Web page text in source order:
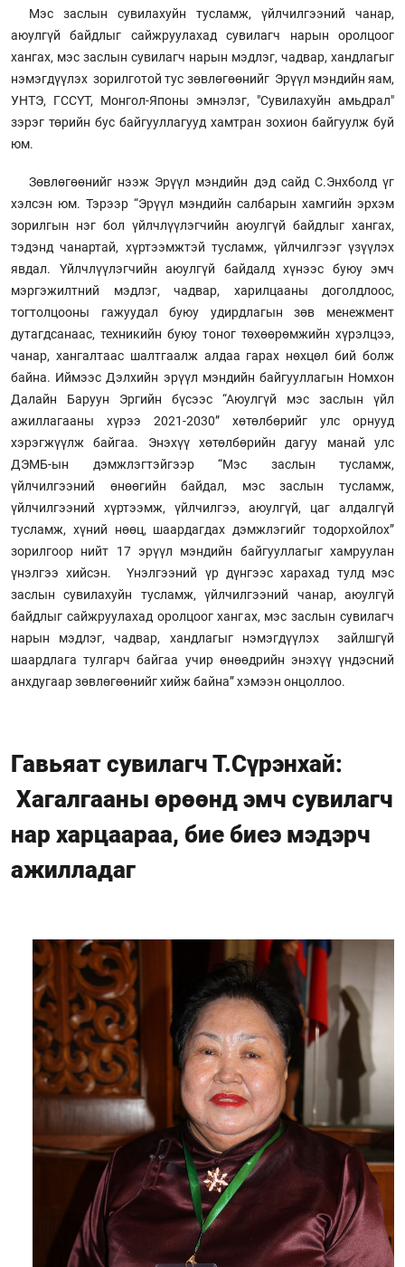
Мэс заслын сувилахуйн тусламж, үйлчилгээний чанар,
аюулгүй байдлыг сайжруулахад сувилагч нарын оролцоог
хангах, мэс заслын сувилагч нарын мэдлэг, чадвар, хандлагыг
нэмэгдүүлэх зорилготой тус зөвлөгөөнийг Эрүүл мэндийн яам,
УНТЭ, ГССҮТ, Монгол-Японы эмнэлэг, "Сувилахуйн амьдрал"
зэрэг төрийн бус байгууллагууд хамтран зохион байгуулж буй
юм.
Зөвлөгөөнийг нээж Эрүүл мэндийн дэд сайд С.Энхболд үг
хэлсэн юм. Тэрээр “Эрүүл мэндийн салбарын хамгийн эрхэм
зорилгын нэг бол үйлчлүүлэгчийн аюулгүй байдлыг хангах,
тэдэнд чанартай, хүртээмжтэй тусламж, үйлчилгээг үзүүлэх
явдал. Үйлчлүүлэгчийн аюулгүй байдалд хүнээс буюу эмч
мэргэжилтний мэдлэг, чадвар, харилцааны доголдлоос,
тогтолцооны гажуудал буюу удирдлагын зөв менежмент
дутагдсанаас, техникийн буюу тоног төхөөрөмжийн хүрэлцээ,
чанар, хангалтаас шалтгаалж алдаа гарах нөхцөл бий болж
байна. Иймээс Дэлхийн эрүүл мэндийн байгууллагын Номхон
Далайн Баруун Эргийн бүсээс “Аюулгүй мэс заслын үйл
ажиллагааны хүрээ 2021-2030” хөтөлбөрийг улс орнууд
хэрэгжүүлж байгаа. Энэхүү хөтөлбөрийн дагуу манай улс
ДЭМБ-ын дэмжлэгтэйгээр “Мэс заслын тусламж,
үйлчилгээний өнөөгийн байдал, мэс заслын тусламж,
үйлчилгээний хүртээмж, үйлчилгээ, аюулгүй, цаг алдалгүй
тусламж, хүний нөөц, шаардагдах дэмжлэгийг тодорхойлох”
зорилгоор нийт 17 эрүүл мэндийн байгууллагыг хамруулан
үнэлгээ хийсэн. Үнэлгээний үр дүнгээс харахад тулд мэс
заслын сувилахуйн тусламж, үйлчилгээний чанар, аюулгүй
байдлыг сайжруулахад оролцоог хангах, мэс заслын сувилагч
нарын мэдлэг, чадвар, хандлагыг нэмэгдүүлэх зайлшгүй
шаардлага тулгарч байгаа учир өнөөдрийн энэхүү үндэсний
анхдугаар зөвлөгөөнийг хийж байна” хэмээн онцоллоо.
Гавьяат сувилагч Т.Сүрэнхай:
Хагалгааны өрөөнд эмч сувилагч
нар харцаараа, бие биеэ мэдэрч
ажилладаг